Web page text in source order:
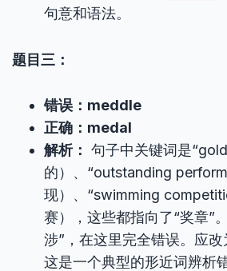
句意和语法。
题目三：
错误：meddle
正确：medal
解析： 句子中关键词是
的）、“outstanding
现）、“swimming
赛），这些都指向了“奖章”。
涉”，在这里完全错误。应改
这是一个典型的形近词辨析